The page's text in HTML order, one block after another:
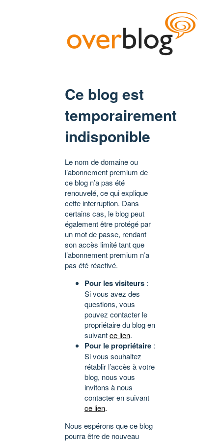
Ce blog est
temporairement
indisponible
Le nom de domaine ou
l’abonnement premium de
ce blog n’a pas été
renouvelé, ce qui explique
cette interruption. Dans
certains cas, le blog peut
également être protégé par
un mot de passe, rendant
son accès limité tant que
l’abonnement premium n’a
pas été réactivé.
Pour les visiteurs :
Si vous avez des
questions, vous
pouvez contacter le
propriétaire du blog en
suivantce lien.
Pour le propriétaire :
Si vous souhaitez
rétablir l’accès à votre
blog, nous vous
invitons à nous
contacter en suivant
ce lien.
Nous espérons que ce blog
pourra être de nouveau